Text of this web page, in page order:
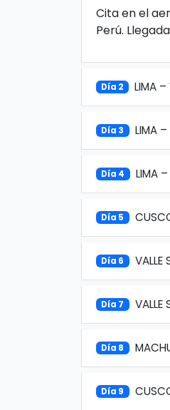
Cita en el
Perú.
Día 2 LIMA
Día 3 LIMA
Día 4 LIMA
Día 5
Día 6
Día 7
Día 8
Día 9